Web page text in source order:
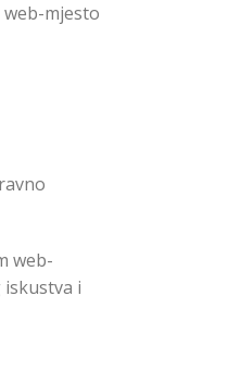
mjesto
web-
i